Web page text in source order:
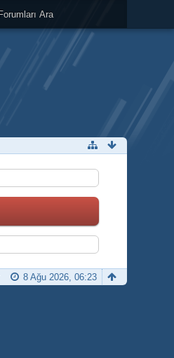
8 Ağu 2026, 06:23